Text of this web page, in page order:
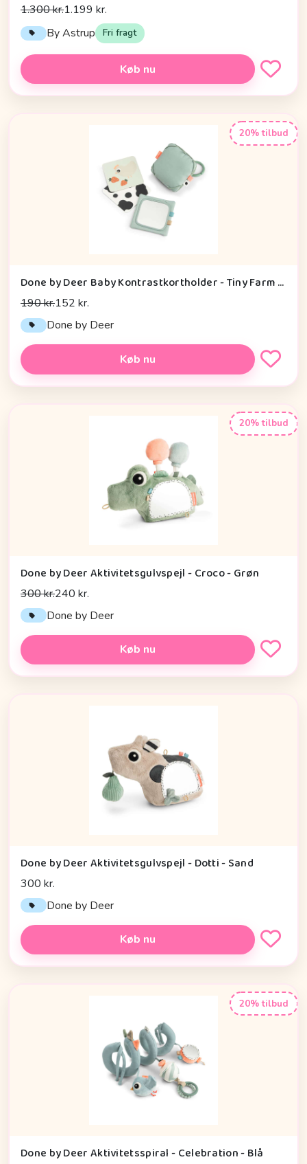
1.300 kr.1.199 kr.
By Astrup Fri fragt
Køb nu
20% tilbud
Done by Deer Baby Kontrastkortholder - Tiny Farm - Grøn
190 kr.152 kr.
Done by Deer
Køb nu
20% tilbud
Done by Deer Aktivitetsgulvspejl - Croco - Grøn
300 kr.240 kr.
Done by Deer
Køb nu
Done by Deer Aktivitetsgulvspejl - Dotti - Sand
300 kr.
Done by Deer
Køb nu
20% tilbud
Done by Deer Aktivitetsspiral - Celebration - Blå